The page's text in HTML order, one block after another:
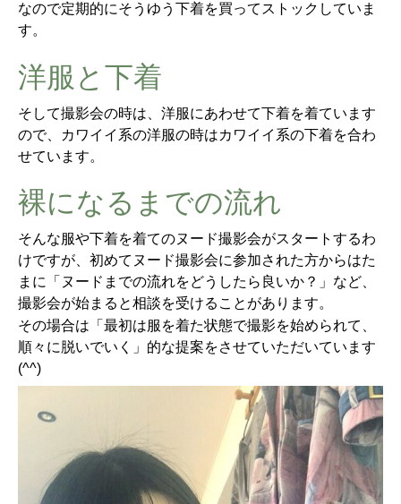
なので定期的にそうゆう下着を買ってストックしていま
す。
洋服と下着
そして撮影会の時は、洋服にあわせて下着を着ています
ので、カワイイ系の洋服の時はカワイイ系の下着を合わ
せています。
裸になるまでの流れ
そんな服や下着を着てのヌード撮影会がスタートするわ
けですが、初めてヌード撮影会に参加された方からはた
まに「ヌードまでの流れをどうしたら良いか？」など、
撮影会が始まると相談を受けることがあります。
その場合は「最初は服を着た状態で撮影を始められて、
順々に脱いでいく」的な提案をさせていただいています
(^^)